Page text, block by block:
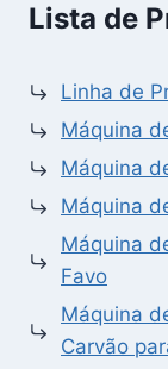
Lista de
Linha de
Máquina
Máquina
Máquina
Máquina
Favo
Máquina
Carvão